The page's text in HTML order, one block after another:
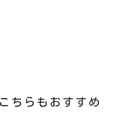
ちらもおすすめ